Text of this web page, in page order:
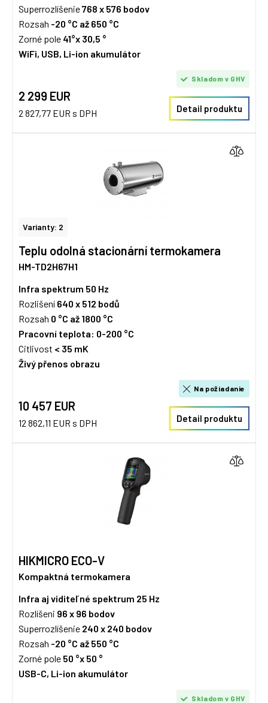
Superrozlíšenie768 x 576 bodov
Rozsah -20 °C až 650 °C
Zorné pole 41°x 30,5 °
WiFi, USB, Li-ion akumulátor
2 299 EUR
2 827,77 EUR s DPH
Skladom v GHV
Detail produktu
Varianty: 2
Teplu odolná stacionární termokamera
HM-TD2H67H1
Infra spektrum 50 Hz
Rozlišení 640 x 512 bodů
Rozsah 0 °C až 1800 °C
Pracovní teplota: 0-200 °C
Citlivost < 35 mK
Živý přenos obrazu
10 457 EUR
12 862,11 EUR s DPH
Na požiadanie
Detail produktu
HIKMICRO ECO-V
Kompaktná termokamera
Infra aj viditeľné spektrum 25 Hz
Rozlíšeni 96 x 96 bodov
Superrozlíšenie 240 x 240 bodov
Rozsah -20 °C až 550 °C
Zorné pole 50 °x 50 °
USB-C, Li-ion akumulátor
Skladom v GHV